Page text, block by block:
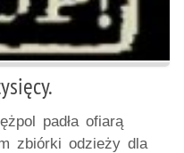
padła ofiarą
zbiórki odzieży dla